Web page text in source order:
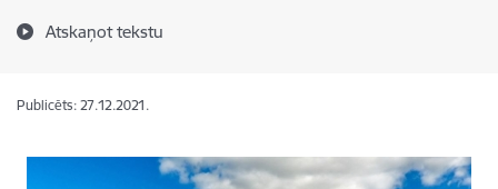
Atskaņot tekstu
Publicēts: 27.12.2021.